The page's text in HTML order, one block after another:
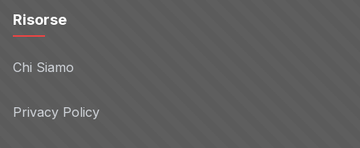
Risorse
Chi Siamo
Privacy Policy